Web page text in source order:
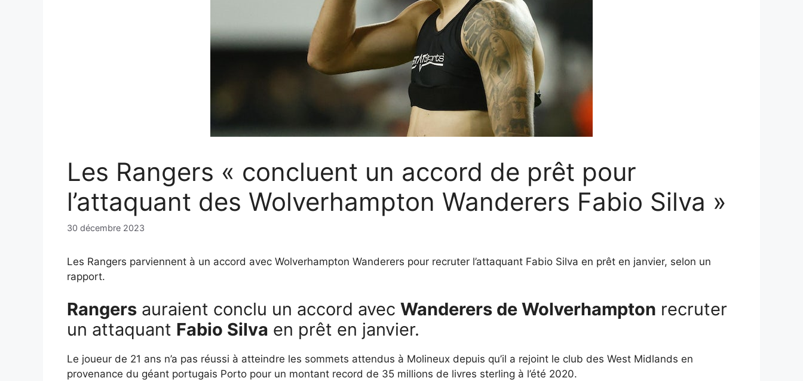
Les Rangers « concluent un accord de prêt pour
l’attaquant des Wolverhampton Wanderers Fabio Silva »
30 décembre 2023
Les Rangers parviennent à un accord avec Wolverhampton Wanderers pour recruter l’attaquant Fabio Silva en prêt en janvier, selon un
rapport.
Rangers auraient conclu un accord avec Wanderers de Wolverhampton recruter
un attaquant Fabio Silva en prêt en janvier.
Le joueur de 21 ans n’a pas réussi à atteindre les sommets attendus à Molineux depuis qu’il a rejoint le club des West Midlands en
provenance du géant portugais Porto pour un montant record de 35 millions de livres sterling à l’été 2020.